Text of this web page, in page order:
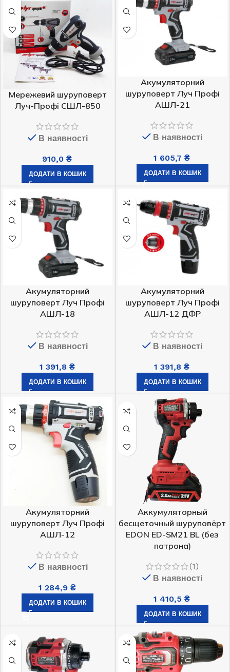
Мережевий шуруповерт
Луч-Профі СШЛ-850
В наявності
910,0₴
ДОДАТИ В КОШИК
Акумуляторний
шуруповерт Луч Профі
АШЛ-21
В наявності
1 605,7₴
ДОДАТИ В КОШИК
Акумуляторний
шуруповерт Луч Профі
АШЛ-18
В наявності
1 391,8 ₴
ДОДАТИ В КОШИК
Акумуляторний
шуруповерт Луч Профі
АШЛ-12 ДФР
В наявності
1 391,8₴
ДОДАТИ В КОШИК
Акумуляторний
шуруповерт Луч Профі
АШЛ-12
В наявності
1 284,9 ₴
ДОДАТИ В КОШИК
Аккумуляторный
бесщеточный шуруповёрт
EDON ED-SM21 BL (без
патрона)
(1)
В наявності
1 410,5₴
ДОДАТИ В КОШИК